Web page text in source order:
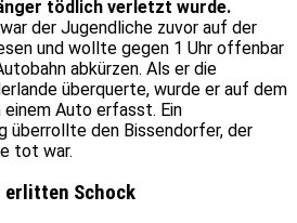
tödlich verletzt wurde.
der Jugendliche zuvor auf der
und wollte gegen 1 Uhr offenbar
abkürzen. Als er die
überquerte, wurde er auf dem
Auto erfasst. Ein
überrollte den Bissendorfer, der
tot war.
Schock